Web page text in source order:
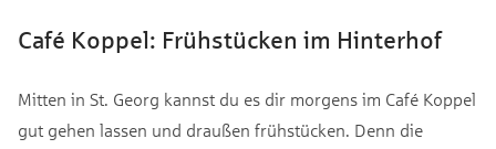
Café Koppel: Frühstücken im Hinterhof
Mitten in St. Georg kannst du es dir morgens im Café Koppel
gut gehen lassen und draußen frühstücken. Denn die